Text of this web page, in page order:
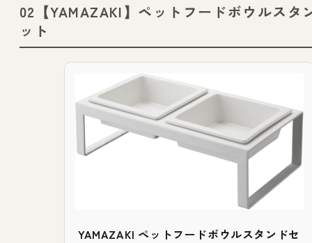
02【YAMAZAKI】ペットフードボウルスタ
ット
YAMAZAKI ペットフードボウルスタンドセ